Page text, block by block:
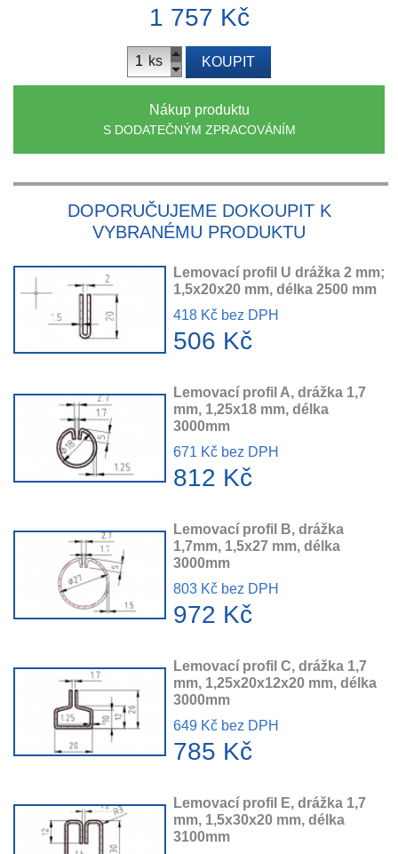
1 757 Kč
ks KOUPIT
Nákup produktu
S DODATEČNÝM ZPRACOVÁNÍM
DOPORUČUJEME DOKOUPIT K
VYBRANÉMU PRODUKTU
Lemovací profil U drážka 2 mm;
1,5x20x20 mm, délka 2500 mm
418 Kč bez DPH
506 Kč
Lemovací profil A, drážka 1,7
mm, 1,25x18 mm, délka
3000mm
671 Kč bez DPH
812 Kč
Lemovací profil B, drážka
1,7mm, 1,5x27 mm, délka
3000mm
803 Kč bez DPH
972 Kč
Lemovací profil C, drážka 1,7
mm, 1,25x20x12x20 mm, délka
3000mm
649 Kč bez DPH
785 Kč
Lemovací profil E, drážka 1,7
mm, 1,5x30x20 mm, délka
3100mm